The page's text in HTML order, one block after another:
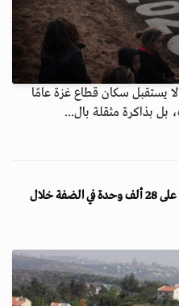
الأخيرة من عام 2025، لا يستقبل سكان قطاع غزة عامًا
بل بذاكرة مثقلة بال...
رقم قياسي للاستيطان.. إسرائيل تصادق على 28 ألف وحدة في الضفة خلال